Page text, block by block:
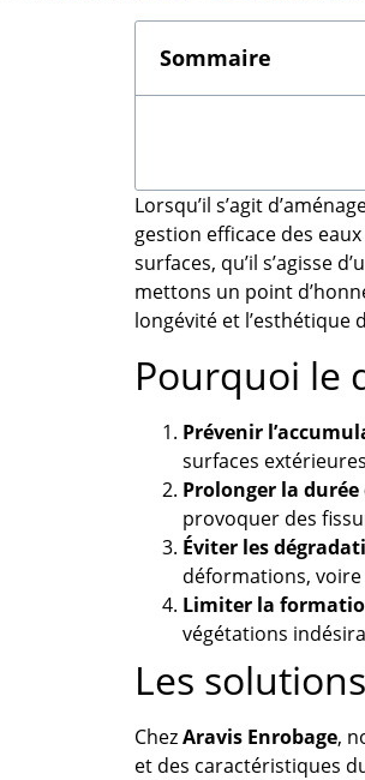
Sommaire
Lorsqu’il s’agit
gestion efficace des
surfaces, qu’il s’agisse
mettons un point
longévité et l’esthétique
Pourquoi le
Prévenir
surfaces
Prolonger la
provoquer des
Éviter les
déformations,
Limiter la
végétations
Les
ChezAravis Enrobage,
et des caractéristiques